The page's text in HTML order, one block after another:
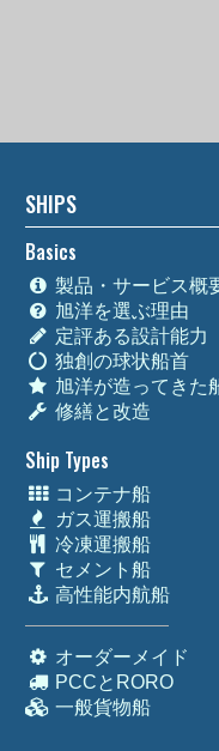
SHIPS
Basics
製品・サービス概
旭洋を選ぶ理由
定評ある設計能力
独創の球状船首
旭洋が造ってきた
修繕と改造
Ship Types
コンテナ船
ガス運搬船
冷凍運搬船
セメント船
高性能内航船
オーダーメイド
PCCとRORO
一般貨物船